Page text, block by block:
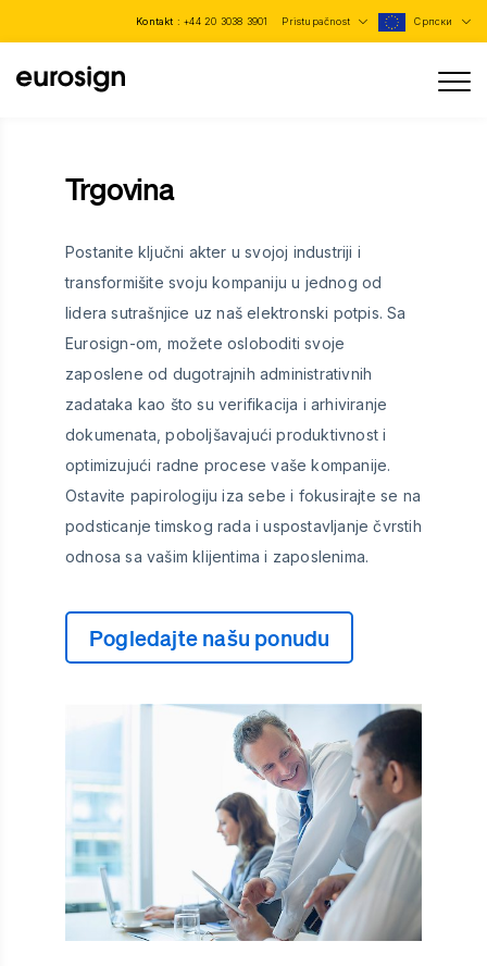
Kontakt :+44 20 3038 3901 Pristupačnost Српски
Trgovina
Postanite ključni akter u svojoj industriji i
transformišite svoju kompaniju u jednog od
lidera sutrašnjice uz naš elektronski potpis. Sa
Eurosign-om, možete osloboditi svoje
zaposlene od dugotrajnih administrativnih
zadataka kao što su verifikacija i arhiviranje
dokumenata, poboljšavajući produktivnost i
optimizujući radne procese vaše kompanije.
Ostavite papirologiju iza sebe i fokusirajte se na
podsticanje timskog rada i uspostavljanje čvrstih
odnosa sa vašim klijentima i zaposlenima.
Pogledajte našu ponudu